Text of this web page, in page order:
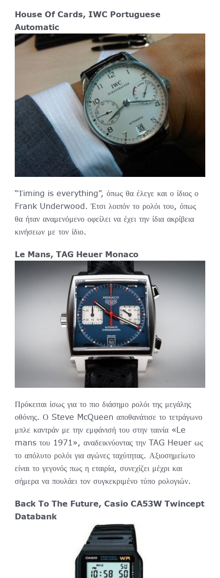
House Of Cards, IWC Portuguese
Automatic
“Τiming is everything”, όπως θα έλεγε και ο ίδιος ο
Frank Underwood. Έτσι λοιπόν το ρολόι του, όπως
θα ήταν αναμενόμενο οφείλει να έχει την ίδια ακρίβεια
κινήσεων με τον ίδιο.
Le Mans, TAG Heuer Monaco
Πρόκειται ίσως για το πιο διάσημο ρολόι της μεγάλης
οθόνης. Ο Steve McQueen αποθανάτισε το τετράγωνο
μπλε καντράν με την εμφάνισή του στην ταινία «Le
mans του 1971», αναδεικνύοντας την TAG Heuer ως
το απόλυτο ρολόι για αγώνες ταχύτητας. Αξιοσημείωτο
είναι το γεγονός πως η εταιρία, συνεχίζει μέχρι και
σήμερα να πουλάει τον συγκεκριμένο τύπο ρολογιών.
Back To The Future, Casio CA53W Twincept
Databank